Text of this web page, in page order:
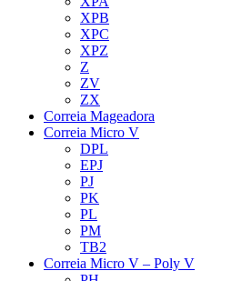
XPB
XPC
XPZ
Z
ZV
ZX
Correia Mageadora
Correia Micro V
DPL
EPJ
PJ
PK
PL
PM
TB2
Correia Micro V – Poly V